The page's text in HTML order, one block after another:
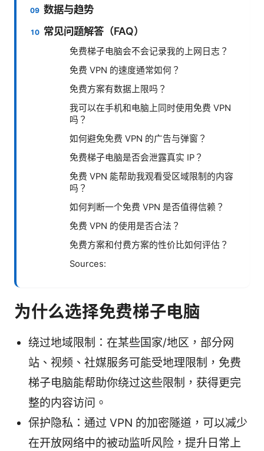
数据与趋势
常见问题解答（FAQ）
免费梯子电脑会不会记录我的上网日志？
免费 VPN 的速度通常如何？
免费方案有数据上限吗？
我可以在手机和电脑上同时使用免费 VPN
吗？
如何避免免费 VPN 的广告与弹窗？
免费梯子电脑是否会泄露真实 IP？
免费 VPN 能帮助我观看受区域限制的内容
吗？
如何判断一个免费 VPN 是否值得信赖？
免费 VPN 的使用是否合法？
免费方案和付费方案的性价比如何评估？
Sources:
为什么选择免费梯子电脑
绕过地域限制：在某些国家/地区，部分网
站、视频、社媒服务可能受地理限制，免费
梯子电脑能帮助你绕过这些限制，获得更完
整的内容访问。
保护隐私：通过 VPN 的加密隧道，可以减少
在开放网络中的被动监听风险，提升日常上